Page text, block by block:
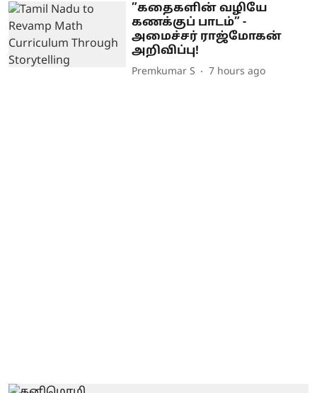
”கதைகளின் வழியே
கணக்குப் பாடம்” -
அமைச்சர் ராஜ்மோகன்
அறிவிப்பு!
Premkumar S 7 hours ago